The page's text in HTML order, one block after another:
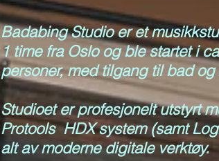
Badabing Studio er et
1 time fra Oslo og ble startet i
personer, med tilgang til bad og
Studioet er profesjonelt utstyrt
Protools HDX system (samt
alt av moderne digitale verktøy.